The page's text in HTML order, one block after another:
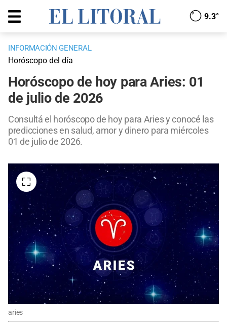
9.3°
INFORMACIÓN GENERAL
Horóscopo del día
Horóscopo de hoy para Aries: 01
de julio de 2026
Consultá el horóscopo de hoy para Aries y conocé las
predicciones en salud, amor y dinero para miércoles
01 de julio de 2026.
aries